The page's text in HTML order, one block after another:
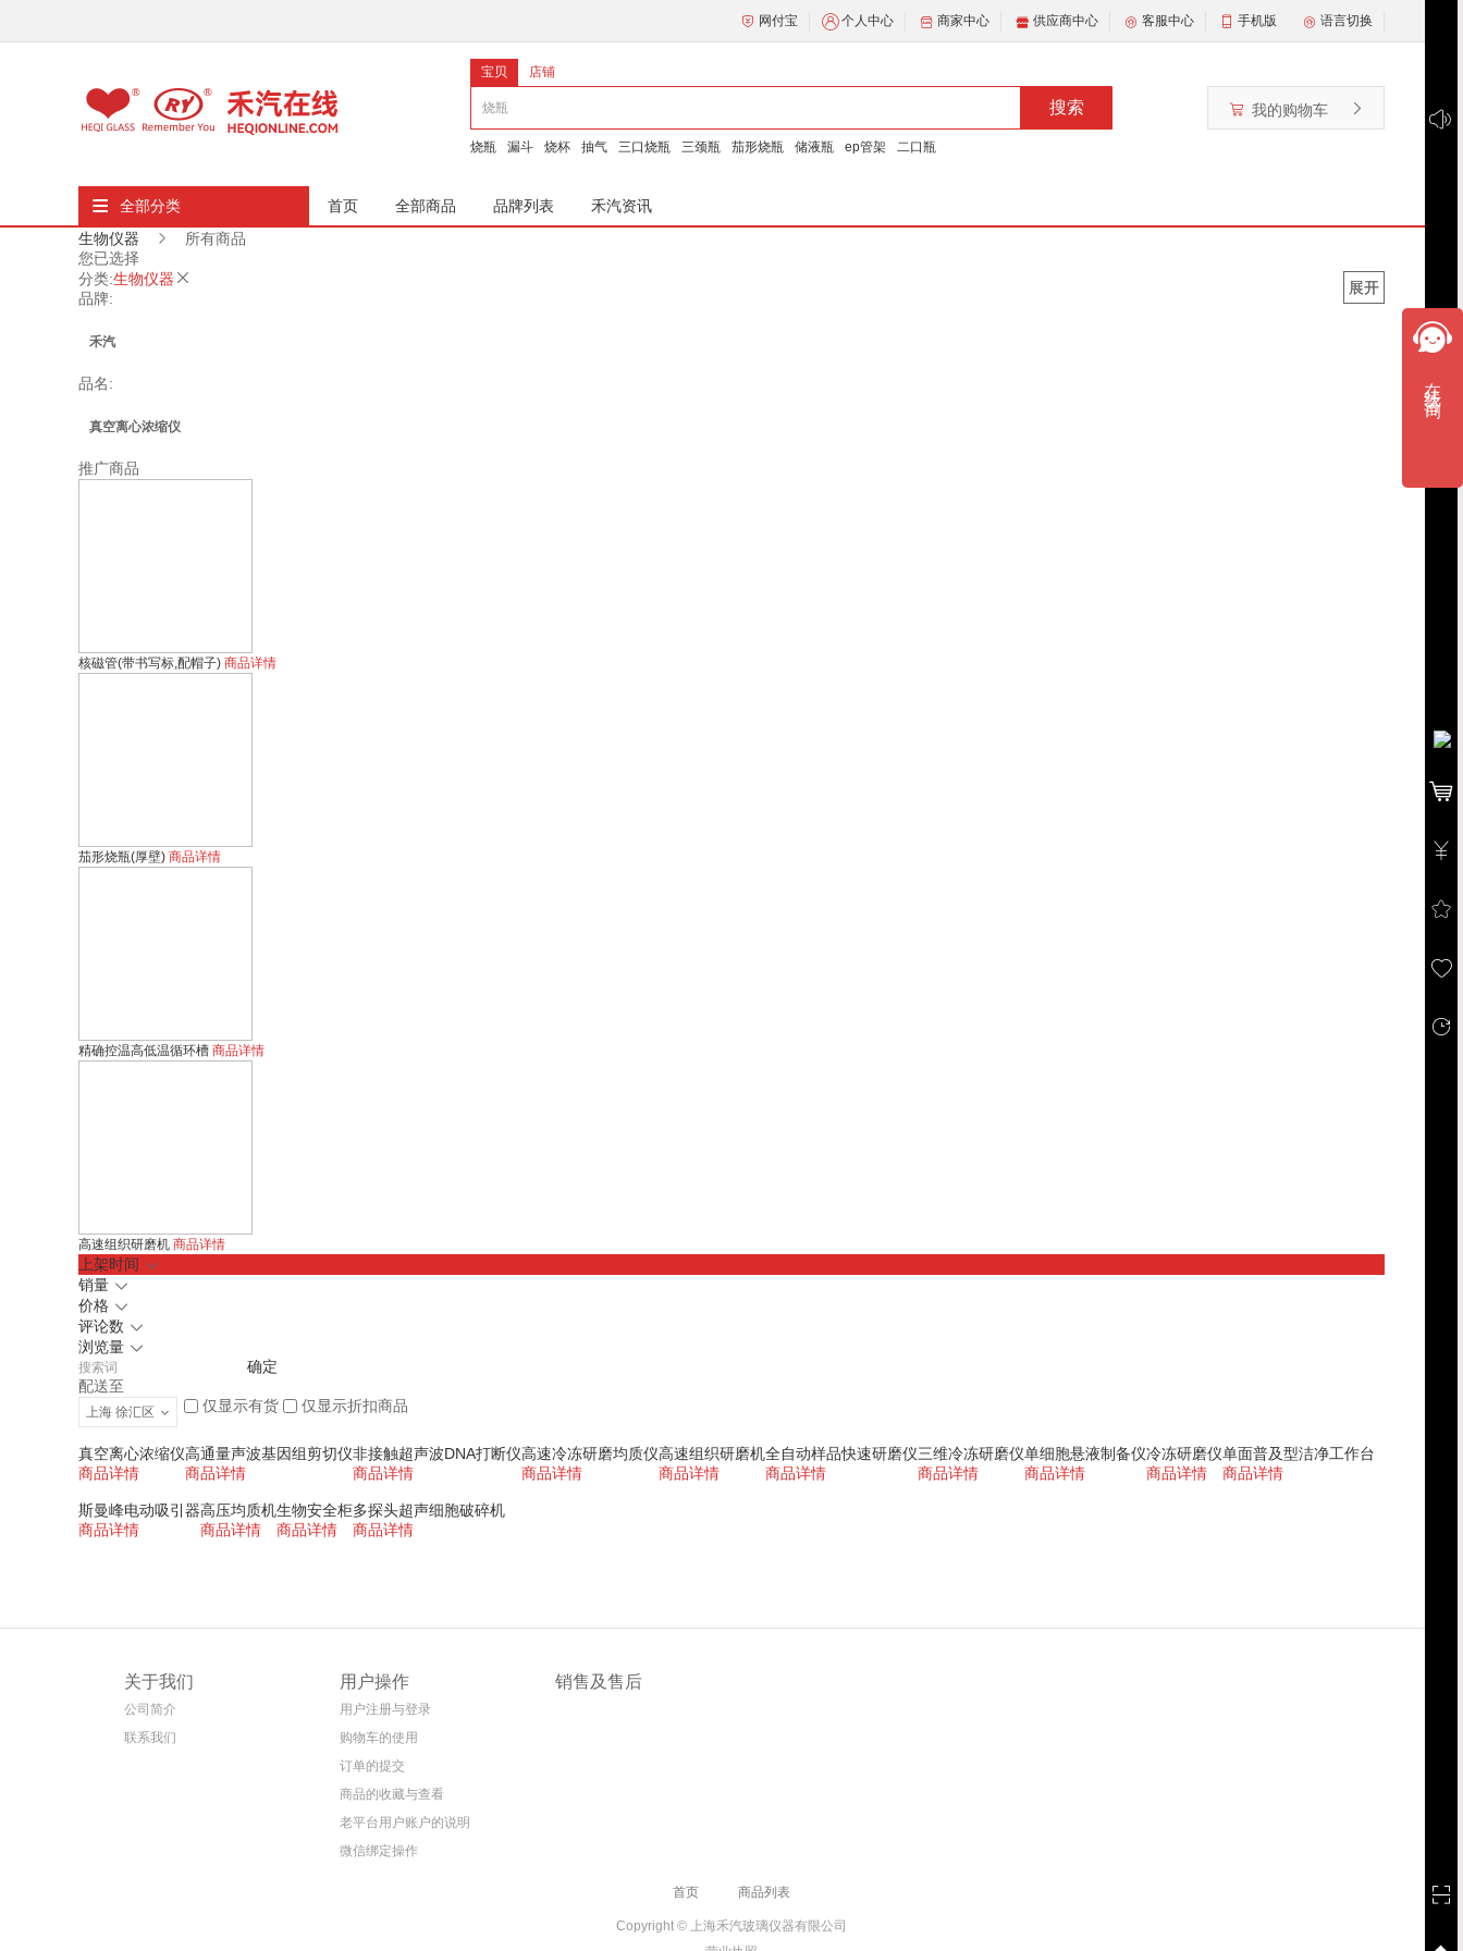
网付宝 个人中心 商家中心 供应商中心 客服中心 手机版 语言切换
宝贝 店铺
搜索 我的购物车
烧瓶 漏斗 烧杯 抽气 三口烧瓶 三颈瓶 茄形烧瓶 储液瓶 ep管架 二口瓶
≡ 全部分类 首页 全部商品 品牌列表
禾汽资讯
生物仪器
所有商品
您已选择
分类:生物仪器
品牌:
禾汽
净信
东联哈尔
其他
展开
品名:
真空离心浓缩仪
高通量声波基因组剪切仪
斯曼峰电动吸引器
展开
推广商品
核磁管(带书写标,配帽子) 商品详情
茄形烧瓶(厚壁) 商品详情
精确控温高低温循环槽 商品详情
高速组织研磨机 商品详情
上架时间
销量
价格
评论数
浏览量
确定
配送至
上海 徐汇区 仅显示有货 仅显示折扣商品
真空离心浓缩仪
商品详情
高通量声波基因组剪切仪
商品详情
非接触超声波DNA打断仪
商品详情
高速冷冻研磨均质仪
商品详情
高速组织研磨机
商品详情
全自动样品快速研磨仪
商品详情
三维冷冻研磨仪
商品详情
单细胞悬液制备仪
商品详情
冷冻研磨仪
商品详情
单面普及型洁净工作台
商品详情
斯曼峰电动吸引器
商品详情
高压均质机
商品详情
生物安全柜
商品详情
多探头超声细胞破碎机
商品详情
关于我们
公司简介
联系我们
用户操作
用户注册与登录
购物车的使用
订单的提交
商品的收藏与查看
老平台用户账户的说明
微信绑定操作
销售及售后
首页 商品列表
Copyright © 上海禾汽玻璃仪器有限公司
在线咨询